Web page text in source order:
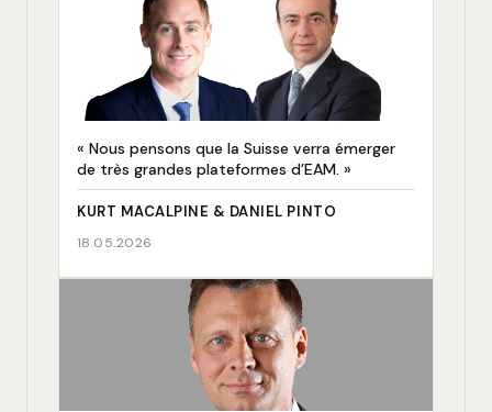
« Nous pensons que la Suisse verra émerger
de très grandes plateformes d’EAM. »
KURT MACALPINE & DANIEL PINTO
18.05.2026